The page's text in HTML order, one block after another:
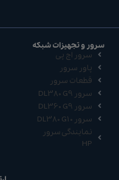
سرور و تجهیزات شبکه
سرور اچ پی
پاور سرور
قطعات سرور
سرور DL380 G9
سرور DL360 G9
سرور DL380 G10
نمایندگی سرور
HP